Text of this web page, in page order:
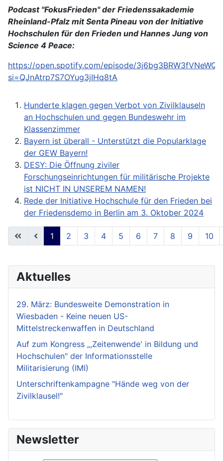
Podcast "FokusFrieden" der Friedenssakademie
Rheinland-Pfalz mit Senta Pineau von der Initiative
Hochschulen für den Frieden und Hannes Jung von
Science 4 Peace:
https://open.spotify.com/episode/
si=QJnAtrp7S7OYug3jIHq8tA
Hunderte klagen gegen Verbot von Zivilklauseln
an Hochschulen und gegen Bundeswehr im
Klassenzimmer
Bayern ist überall - Unterstützt die Popularklage
der GEW Bayern!
DESY: Die Öffnung ziviler
Forschungseinrichtungen für militärische Projekte
ist NICHT IN UNSEREM NAMEN!
Rede der Initiative Hochschule für den Frieden bei
der Friedensdemo in Berlin am 3. Oktober 2024
Seite 1 von 18
1 2 3 4 5 6 7 8 9 10
Aktuelles
29. März: Bundesweite Demonstration in
Wiesbaden - Keine neuen US-
Mittelstreckenwaffen in Deutschland
Auf zum Kongress „,Zeitenwende' in Bildung und
Hochschulen" der Informationsstelle
Militarisierung (IMI)
Unterschriftenkampagne "Hände weg von der
Zivilklausel!"
Newsletter